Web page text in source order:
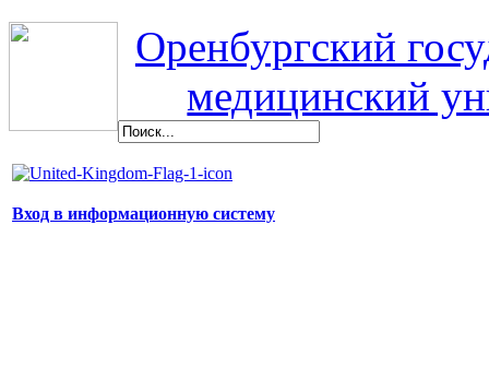
Оренбургский
медицинский
Вход в информационную систему